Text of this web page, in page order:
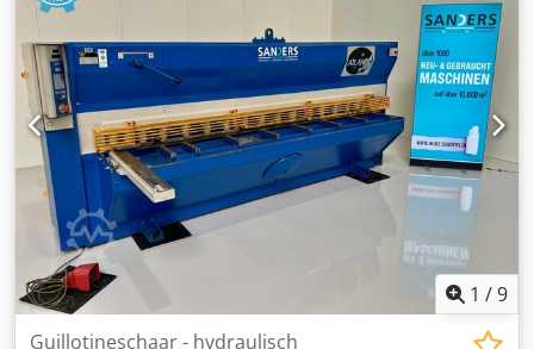
Rni Hjpfx Ad Iock Totale aangesloten vermogen: 7,5 kW
Machinegewicht ca.: 4,56 t Afmetingen machine: L: 3,64 x
B: 2,55 x H: 1,58 m Uitrusting: -met zij-aanslag L: 1000 x B:
100 x H: 60 mm en aanslaglat 990 mm, met 8
opleggelementen -Bediening via schakelpaneel en
voetbediening -Snijzone-verlichting -Slagteller -
Machinevoeten In voorraad.
1 /9
Guillotineschaar - hydraulisch